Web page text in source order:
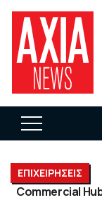
FTSEA
899,47 -
DOW
35.911,81
ΕΠΙΧΕΙΡΗΣΕΙΣ
Commercial